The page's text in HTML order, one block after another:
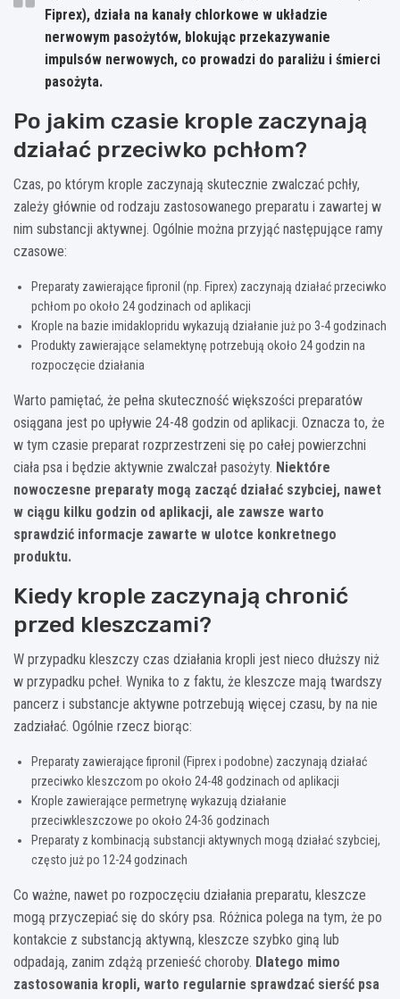
Fiprex), działa na kanały chlorkowe w układzie
nerwowym pasożytów, blokując przekazywanie
impulsów nerwowych, co prowadzi do paraliżu i śmierci
pasożyta.
Po jakim czasie krople zaczynają
działać przeciwko pchłom?
Czas, po którym krople zaczynają skutecznie zwalczać pchły,
zależy głównie od rodzaju zastosowanego preparatu i zawartej w
nim substancji aktywnej. Ogólnie można przyjąć następujące ramy
czasowe:
Preparaty zawierające fipronil (np. Fiprex) zaczynają działać przeciwko
pchłom po około 24 godzinach od aplikacji
Krople na bazie imidaklopridu wykazują działanie już po 3-4 godzinach
Produkty zawierające selamektynę potrzebują około 24 godzin na
rozpoczęcie działania
Warto pamiętać, że pełna skuteczność większości preparatów
osiągana jest po upływie 24-48 godzin od aplikacji. Oznacza to, że
w tym czasie preparat rozprzestrzeni się po całej powierzchni
ciała psa i będzie aktywnie zwalczał pasożyty. Niektóre
nowoczesne preparaty mogą zacząć działać szybciej, nawet
w ciągu kilku godzin od aplikacji, ale zawsze warto
sprawdzić informacje zawarte w ulotce konkretnego
produktu.
Kiedy krople zaczynają chronić
przed kleszczami?
W przypadku kleszczy czas działania kropli jest nieco dłuższy niż
w przypadku pcheł. Wynika to z faktu, że kleszcze mają twardszy
pancerz i substancje aktywne potrzebują więcej czasu, by na nie
zadziałać. Ogólnie rzecz biorąc:
Preparaty zawierające fipronil (Fiprex i podobne) zaczynają działać
przeciwko kleszczom po około 24-48 godzinach od aplikacji
Krople zawierające permetrynę wykazują działanie
przeciwkleszczowe po około 24-36 godzinach
Preparaty z kombinacją substancji aktywnych mogą działać szybciej,
często już po 12-24 godzinach
Co ważne, nawet po rozpoczęciu działania preparatu, kleszcze
mogą przyczepiać się do skóry psa. Różnica polega na tym, że po
kontakcie z substancją aktywną, kleszcze szybko giną lub
odpadają, zanim zdążą przenieść choroby. Dlatego mimo
zastosowania kropli, warto regularnie sprawdzać sierść psa